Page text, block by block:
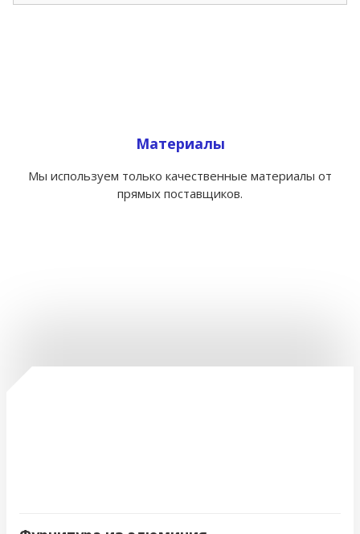
Материалы
Мы используем только качественные материалы от
прямых поставщиков.